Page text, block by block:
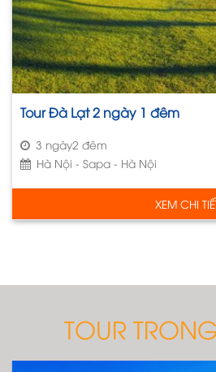
Tour Đà Lạt 2 ngày 1 đêm
3 ngày2 đêm
Hà Nội - Sapa - Hà Nội
XEM CHI
TOUR